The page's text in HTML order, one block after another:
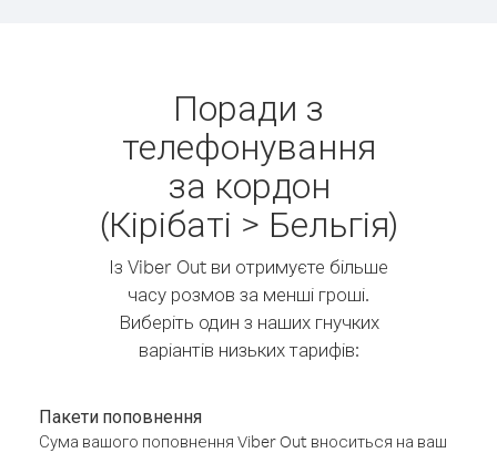
Поради з
телефонування
за кордон
(Кірібаті > Бельгія)
Із Viber Out ви отримуєте більше
часу розмов за менші гроші.
Виберіть один з наших гнучких
варіантів низьких тарифів:
Пакети поповнення
Сума вашого поповнення Viber Out вноситься на ваш